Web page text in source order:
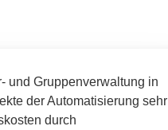
und Gruppenverwaltung in
der Automatisierung sehr
durch